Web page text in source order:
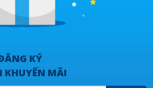
KÝ
KHUYẾN MÃI